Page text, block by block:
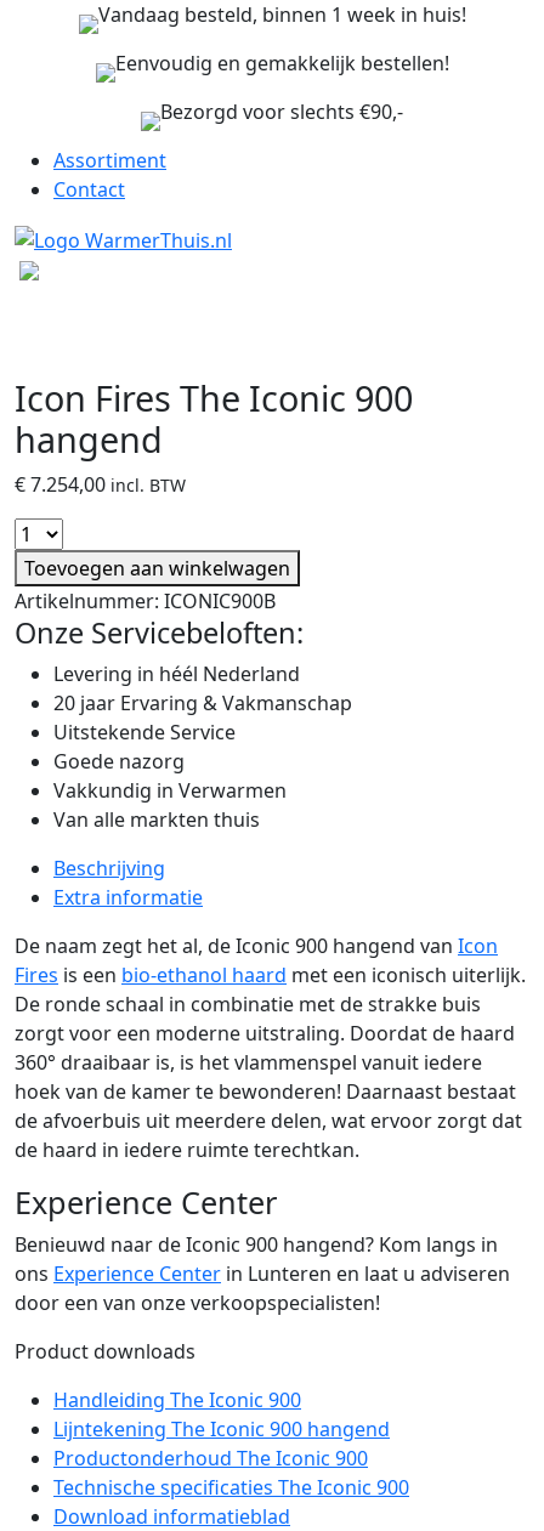
Vandaag besteld, binnen 1 week in huis!
Eenvoudig en gemakkelijk bestellen!
Bezorgd voor slechts €90,-
Assortiment
Contact
Icon Fires The Iconic 900
hangend
€7.254,00 incl. BTW
Toevoegen aan winkelwagen
Artikelnummer: ICONIC900B
Onze Servicebeloften:
Levering in héél Nederland
20 jaar Ervaring & Vakmanschap
Uitstekende Service
Goede nazorg
Vakkundig in Verwarmen
Van alle markten thuis
Beschrijving
Extra informatie
De naam zegt het al, de Iconic 900 hangend van Icon
Fires is een bio-ethanol haard met een iconisch uiterlijk.
De ronde schaal in combinatie met de strakke buis
zorgt voor een moderne uitstraling. Doordat de haard
360° draaibaar is, is het vlammenspel vanuit iedere
hoek van de kamer te bewonderen! Daarnaast bestaat
de afvoerbuis uit meerdere delen, wat ervoor zorgt dat
de haard in iedere ruimte terechtkan.
Experience Center
Benieuwd naar de Iconic 900 hangend? Kom langs in
ons Experience Center in Lunteren en laat u adviseren
door een van onze verkoopspecialisten!
Product downloads
Handleiding The Iconic 900
Lijntekening The Iconic 900 hangend
Productonderhoud The Iconic 900
Technische specificaties The Iconic 900
Download informatieblad